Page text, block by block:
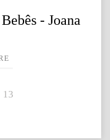
- Joana
13